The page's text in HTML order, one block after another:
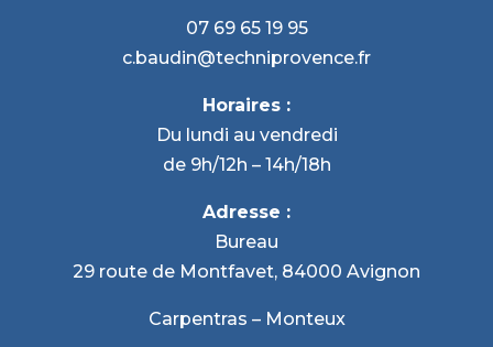
07 69 65 19 95
c.baudin@techniprovence.fr
Horaires :
Du lundi au vendredi
de 9h/12h – 14h/18h
Adresse :
Bureau
29 route de Montfavet, 84000 Avignon
Carpentras – Monteux